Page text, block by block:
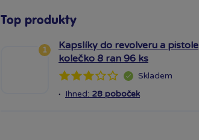
Top produkty
1
Kapslíky do revolveru a pistole
kolečko 8 ran 96 ks
Skladem
· Ihned: 28 poboček